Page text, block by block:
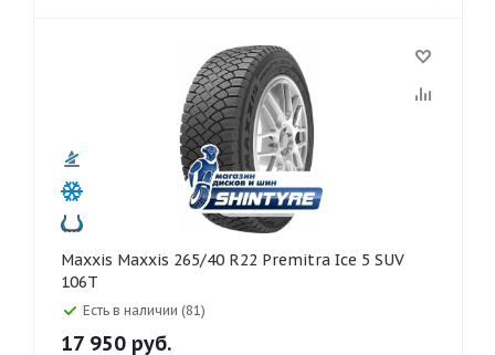
Maxxis Maxxis 265/40 R22 Premitra Ice 5 SUV
106T
Есть в наличии (81)
17 950 руб.